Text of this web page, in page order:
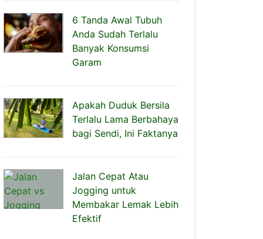
6 Tanda Awal Tubuh
Anda Sudah Terlalu
Banyak Konsumsi
Garam
Apakah Duduk Bersila
Terlalu Lama Berbahaya
bagi Sendi, Ini Faktanya
Jalan Cepat Atau
Jogging untuk
Membakar Lemak Lebih
Efektif